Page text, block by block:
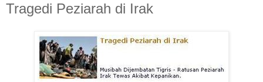
Tragedi Peziarah di Irak